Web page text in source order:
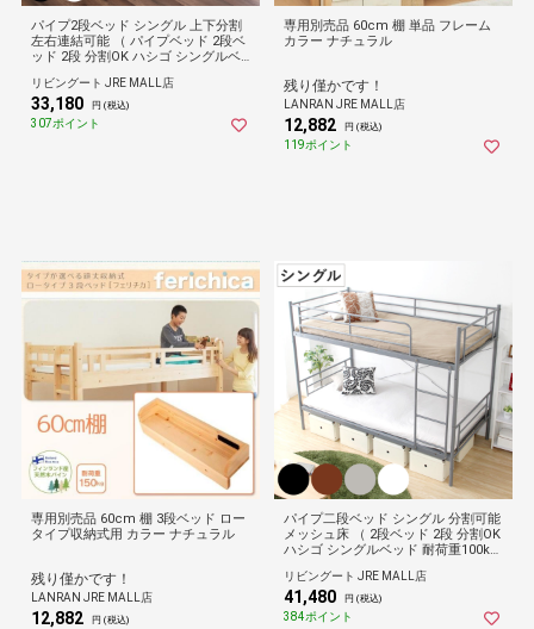
パイプ2段ベッド シングル 上下分割
左右連結可能 （ パイプベッド 2段ベ
ッド 2段 分割OK ハシゴ シングルベ
連結OK ） 【ブラック】
リビングート JRE MALL店
33,180 円 (税込)
307ポイント
専用別売品 60cm 棚 単品 フレーム
カラー ナチュラル
残り僅かです！
LANRAN JRE MALL店
12,882 円 (税込)
119ポイント
専用別売品 60cm 棚 3段ベッド ロー
タイプ収納式用 カラー ナチュラル
残り僅かです！
LANRAN JRE MALL店
12,882 円 (税込)
パイプ二段ベッド シングル 分割可能
メッシュ床 （ 2段ベッド 2段 分割OK
ハシゴ シングルベッド 耐荷重100kg
ト ） 【ブラック】
リビングート JRE MALL店
41,480 円 (税込)
384ポイント